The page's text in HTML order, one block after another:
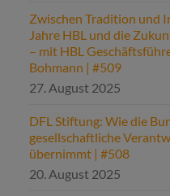
Zwischen Tradition und
Jahre HBL und die
– mit HBL
Bohmann | #509
27. August 2025
DFL Stiftung: Wie die
gesellschaftliche
übernimmt | #508
20. August 2025